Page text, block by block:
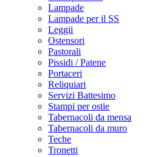
Lampade
Lampade per il SS
Leggii
Ostensori
Pastorali
Pissidi / Patene
Portaceri
Reliquiari
Servizi Battesimo
Stampi per ostie
Tabernacoli da mensa
Tabernacoli da muro
Teche
Tronetti